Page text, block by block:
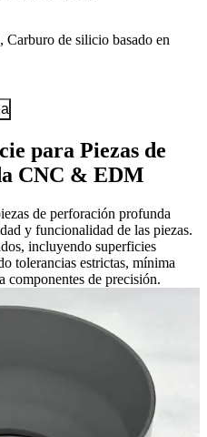
de silicio basado en
para Piezas de
CNC & EDM
de perforación profunda
y funcionalidad de las piezas.
incluyendo superficies
tolerancias estrictas, mínima
de precisión.